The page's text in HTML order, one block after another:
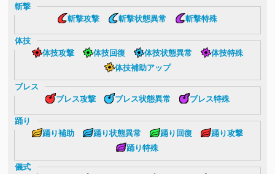
斬撃
斬撃攻撃
斬撃状態異常 斬撃特殊
体技
体技攻撃
体技回復 体技状態異常
体技特殊
体技補助アップ
ブレス
ブレス攻撃
ブレス状態異常 ブレス特殊
踊り
踊り補助
踊り状態異常 踊り回復
踊り攻撃
踊り特殊
儀式